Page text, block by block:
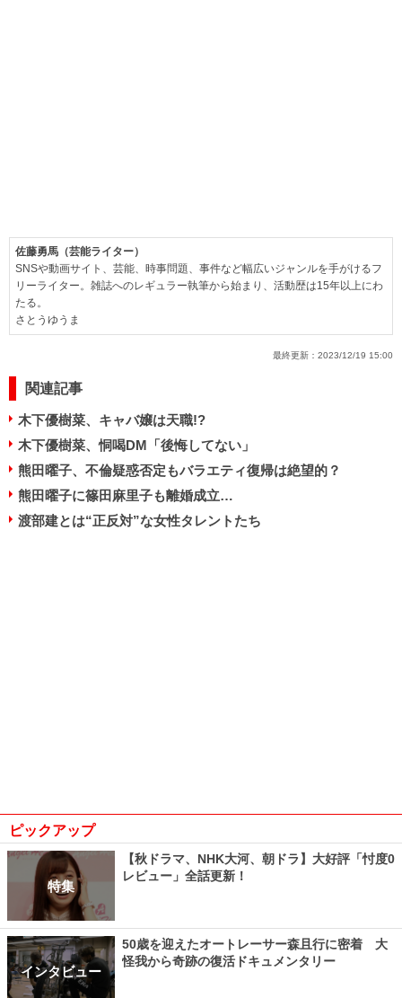
佐藤勇馬（芸能ライター）
SNSや動画サイト、芸能、時事問題、事件など幅広いジャンルを手がけるフ
リーライター。雑誌へのレギュラー執筆から始まり、活動歴は15年以上にわ
たる。
さとうゆうま
最終更新： 2023/12/19 15:00
関連記事
木下優樹菜、キャバ嬢は天職!?
木下優樹菜、恫喝DM「後悔してない」
熊田曜子、不倫疑惑否定もバラエティ復帰は絶望的？
熊田曜子に篠田麻里子も離婚成立…
渡部建とは“正反対”な女性タレントたち
ピックアップ
特集
【秋ドラマ、NHK大河、朝ドラ】大好評「忖度0
レビュー」全話更新！
インタビュー
50歳を迎えたオートレーサー森且行に密着 大
怪我から奇跡の復活ドキュメンタリー